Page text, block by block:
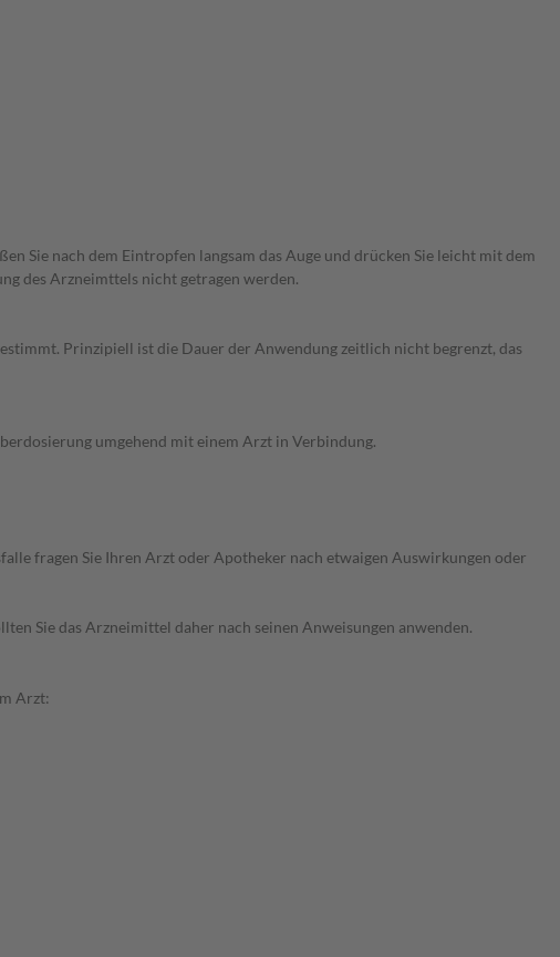
Sie nach dem Eintropfen langsam das Auge und drücken Sie leicht mit dem
des Arzneimttels nicht getragen werden.
Prinzipiell ist die Dauer der Anwendung zeitlich nicht begrenzt, das
umgehend mit einem Arzt in Verbindung.
fragen Sie Ihren Arzt oder Apotheker nach etwaigen Auswirkungen oder
Sie das Arzneimittel daher nach seinen Anweisungen anwenden.
Arzt: